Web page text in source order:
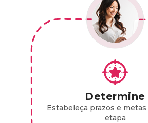
Determine
Estabeleça prazos e metas
etapa